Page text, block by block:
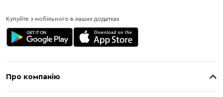
Купуйте з мобільного в наших додатках
Про компанію